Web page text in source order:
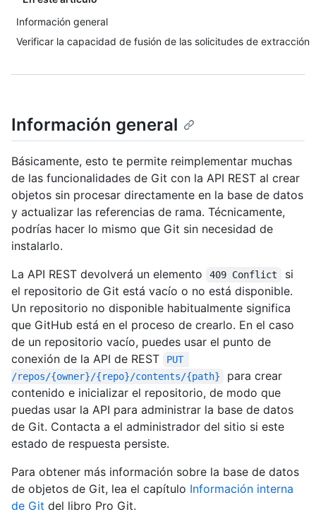
Información general
Verificar la capacidad de fusión de las solicitudes de extracción
Información general
Básicamente, esto te permite reimplementar muchas
de las funcionalidades de Git con la API REST al crear
objetos sin procesar directamente en la base de datos
y actualizar las referencias de rama. Técnicamente,
podrías hacer lo mismo que Git sin necesidad de
instalarlo.
La API REST devolverá un elemento
409 Conflict
si
el repositorio de Git está vacío o no está disponible.
Un repositorio no disponible habitualmente significa
que GitHub está en el proceso de crearlo. En el caso
de un repositorio vacío, puedes usar el punto de
conexión de la API de REST
PUT
/repos/{owner}/{repo}/contents/{path}
para crear
contenido e inicializar el repositorio, de modo que
puedas usar la API para administrar la base de datos
de Git. Contacta a el administrador del sitio si este
estado de respuesta persiste.
Para obtener más información sobre la base de datos
de objetos de Git, lea el capítulo Información interna
de Git del libro Pro Git.